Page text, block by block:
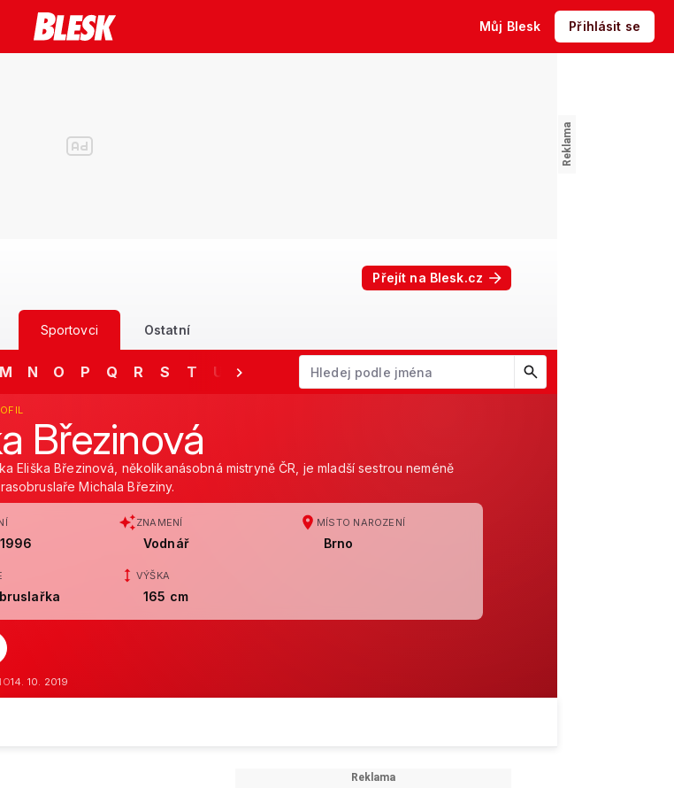
Můj Blesk Přihlásit se
Přejít na Blesk.cz
Sportovci Ostatní
M N O P Q R S T U V Y Z
Začněte psát jméno. Šipkami dolů a nahoru procházejte návrhy,
Březinová
Eliška Březinová, několikanásobná mistryně ČR, je mladší sestrou neméně
Michala Březiny.
ZNAMENÍ
Vodnář
MÍSTO NAROZENÍ
Brno
VÝŠKA
165 cm
14. 10. 2019